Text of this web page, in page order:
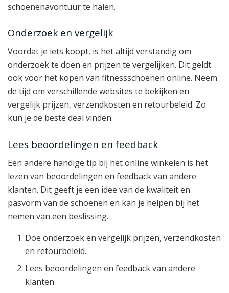
schoenenavontuur te halen.
Onderzoek en vergelijk
Voordat je iets koopt, is het altijd verstandig om
onderzoek te doen en prijzen te vergelijken. Dit geldt
ook voor het kopen van fitnessschoenen online. Neem
de tijd om verschillende websites te bekijken en
vergelijk prijzen, verzendkosten en retourbeleid. Zo
kun je de beste deal vinden.
Lees beoordelingen en feedback
Een andere handige tip bij het online winkelen is het
lezen van beoordelingen en feedback van andere
klanten. Dit geeft je een idee van de kwaliteit en
pasvorm van de schoenen en kan je helpen bij het
nemen van een beslissing.
Doe onderzoek en vergelijk prijzen, verzendkosten
en retourbeleid.
Lees beoordelingen en feedback van andere
klanten.